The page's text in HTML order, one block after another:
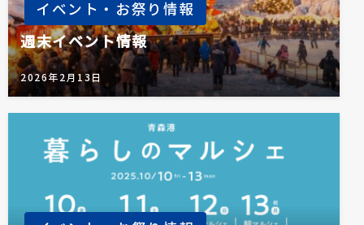
イベント・お祭り情報
週末イベント情報
2026年2月13日